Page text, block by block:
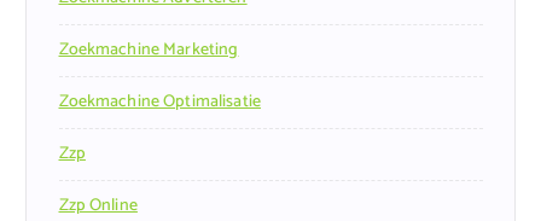
Zoekmachine Marketing
Zoekmachine Optimalisatie
Zzp
Zzp Online